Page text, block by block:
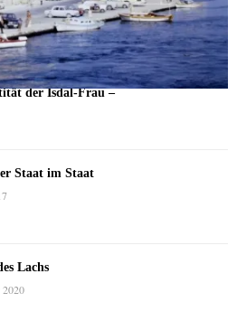
der Isdal-Frau –
Staat im Staat
Lachs
2020